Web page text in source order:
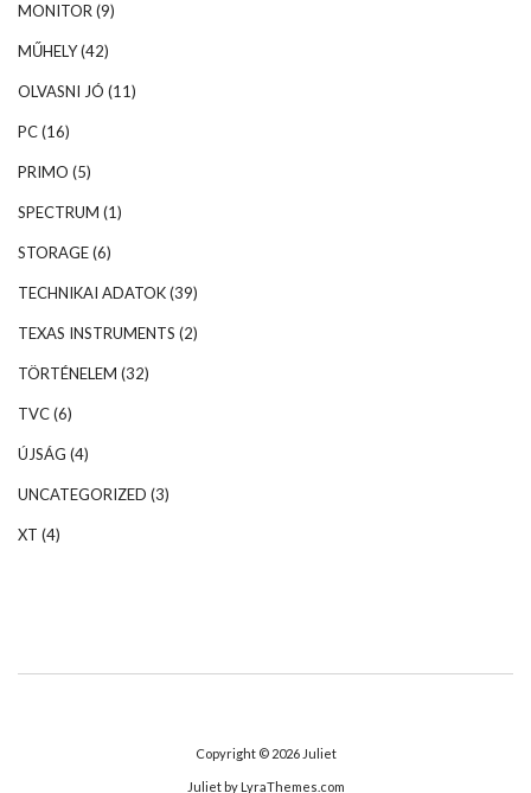
MONITOR (9)
MŰHELY(42)
OLVASNI JÓ (11)
PC(16)
PRIMO (5)
SPECTRUM (1)
STORAGE(6)
TECHNIKAI ADATOK(39)
TEXAS INSTRUMENTS (2)
TÖRTÉNELEM (32)
TVC(6)
ÚJSÁG (4)
UNCATEGORIZED (3)
XT (4)
Copyright © 2026 Juliet
Julietby LyraThemes.com